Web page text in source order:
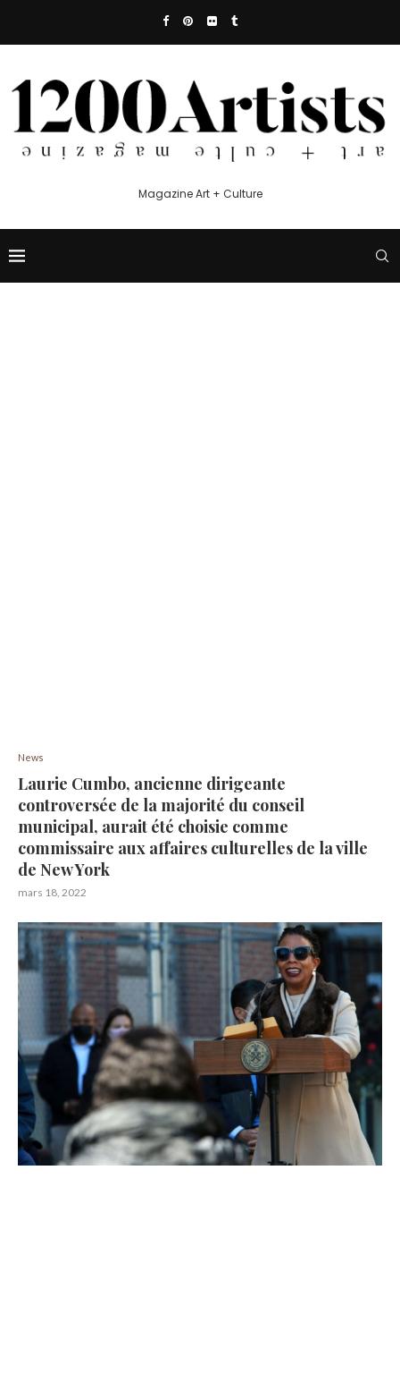
Magazine Art + Culture
News
Laurie Cumbo, ancienne dirigeante
controversée de la majorité du conseil
municipal, aurait été choisie comme
commissaire aux affaires culturelles de la ville
de New York
mars 18, 2022